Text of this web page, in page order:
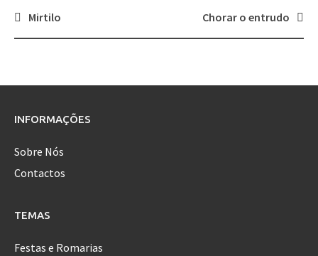
Post
Mirtilo Chorar o entrudo
INFORMAÇÕES
Sobre Nós
Contactos
TEMAS
Festas e Romarias